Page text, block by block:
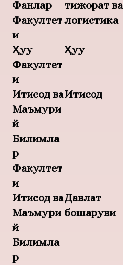
Фанлар
Факултет
и
тижорат ва
логистика
Ҳуқуқ
Факултет
и
Ҳуқуқ
Иқтисод ва
Маъмури
й
Билимла
р
Факултет
и
Иқтисод
Иқтисод ва
Маъмури
й
Билимла
р
Давлат
бошқаруви